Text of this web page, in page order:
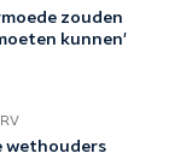
zouden
kunnen'
wethouders